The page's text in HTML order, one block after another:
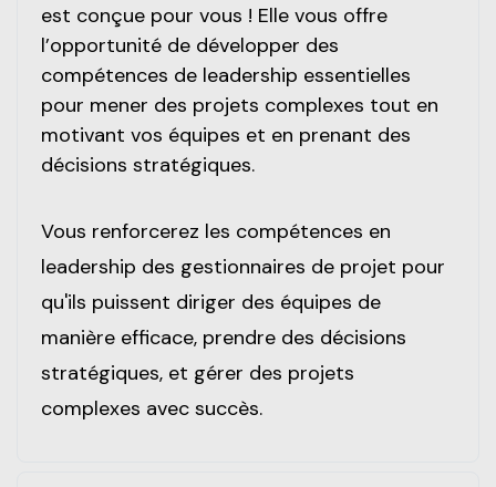
est conçue pour vous ! Elle vous offre
l’opportunité de développer des
compétences de leadership essentielles
pour mener des projets complexes tout en
motivant vos équipes et en prenant des
décisions stratégiques.
Vous renforcerez les compétences en
leadership des gestionnaires de projet pour
qu'ils puissent diriger des équipes de
manière efficace, prendre des décisions
stratégiques, et gérer des projets
complexes avec succès.